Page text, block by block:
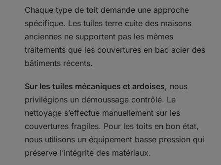
Chaque type de toit demande une approche
spécifique. Les tuiles terre cuite des maisons
anciennes ne supportent pas les mêmes
traitements que les couvertures en bac acier des
bâtiments récents.
Sur les tuiles mécaniques et ardoises, nous
privilégions un démoussage contrôlé. Le
nettoyage s’effectue manuellement sur les
couvertures fragiles. Pour les toits en bon état,
nous utilisons un équipement basse pression qui
préserve l’intégrité des matériaux.